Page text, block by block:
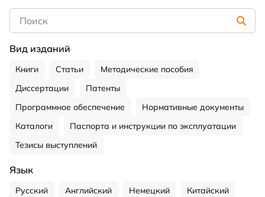
Вид изданий
Книги Статьи
Методические пособия
Диссертации
Патенты
Программное обеспечение
Нормативные документы
Каталоги
Паспорта и инструкции по эксплуатации
Тезисы выступлений
Язык
Русский Английский Немецкий Китайский